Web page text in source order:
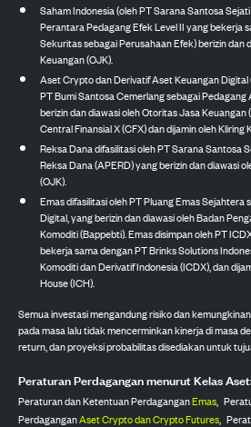
Saham Indonesia (oleh PT Sarana Santosa
Perantara Pedagang Efek Level II yang bekerja
Sekuritas sebagai Perusahaan Efek) berizin dan
Keuangan (OJK).
Aset Crypto dan Derivatif Aset Keuangan
PT Bumi Santosa Cemerlang sebagai
berizin dan diawasi oleh Otoritas Jasa
Central Finansial X (CFX) dan dijamin oleh Kliring
Reksa Dana difasilitasi oleh PT Sarana Santosa
Reksa Dana (APERD) yang berizin dan diawasi
(OJK).
Emas difasilitasi oleh PT Pluang Emas Sejahtera
Digital, yang berizin dan diawasi oleh Badan
Komoditi (Bappebti). Emas disimpan oleh PT
bekerja sama dengan PT Brinks Solutions
Komoditi dan Derivatif Indonesia (ICDX), dan
House (ICH).
Semua investasi mengandung risiko dan
pada masa lalu tidak mencerminkan kinerja di masa
return, dan proyeksi probabilitas disediakan untuk
Peraturan Perdagangan menurut Kelas
Peraturan dan Ketentuan PerdaganganEmas,
PerdaganganAset Crypto dan Crypto Futures,